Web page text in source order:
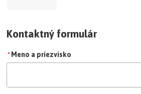
Kontaktný formulár
* Meno a priezvisko